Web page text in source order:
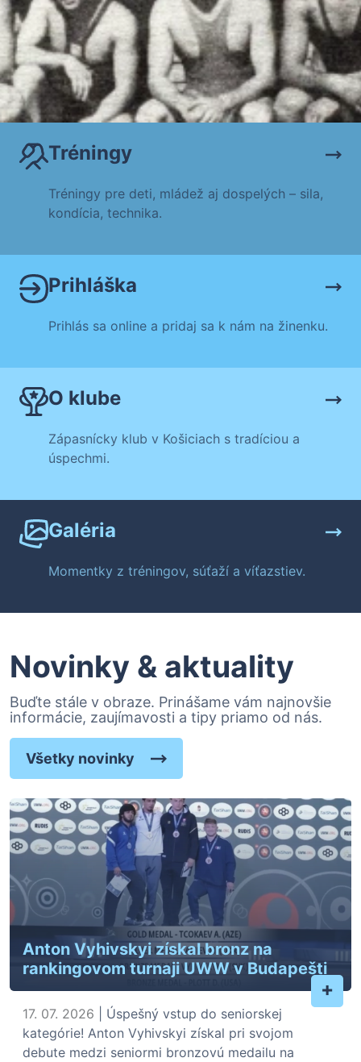
Tréningy
Tréningy pre deti, mládež aj dospelých – sila,
kondícia, technika.
Prihláška
Prihlás sa online a pridaj sa k nám na žinenku.
O klube
Zápasnícky klub v Košiciach s tradíciou a
úspechmi.
Galéria
Momentky z tréningov, súťaží a víťazstiev.
Novinky & aktuality
Buďte stále v obraze. Prinášame vám najnovšie
informácie, zaujímavosti a tipy priamo od nás.
Všetky novinky
Anton Vyhivskyi získal bronz na
rankingovom turnaji UWW v Budapešti
+
17. 07. 2026 | Úspešný vstup do seniorskej
kategórie! Anton Vyhivskyi získal pri svojom
debute medzi seniormi bronzovú medailu na